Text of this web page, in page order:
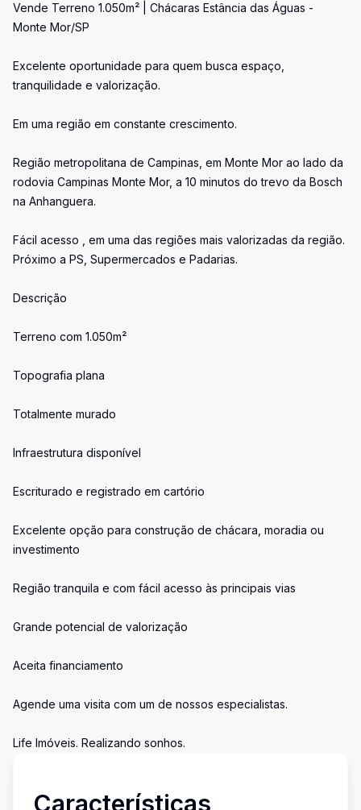
Vende Terreno 1.050m² | Chácaras Estância das Águas -
Monte Mor/SP
Excelente oportunidade para quem busca espaço,
tranquilidade e valorização.
Em uma região em constante crescimento.
Região metropolitana de Campinas, em Monte Mor ao lado da
rodovia Campinas Monte Mor, a 10 minutos do trevo da Bosch
na Anhanguera.
Fácil acesso , em uma das regiões mais valorizadas da região.
Próximo a PS, Supermercados e Padarias.
Descrição
Terreno com 1.050m²
Topografia plana
Totalmente murado
Infraestrutura disponível
Escriturado e registrado em cartório
Excelente opção para construção de chácara, moradia ou
investimento
Região tranquila e com fácil acesso às principais vias
Grande potencial de valorização
Aceita financiamento
Agende uma visita com um de nossos especialistas.
Life Imóveis. Realizando sonhos.
Características